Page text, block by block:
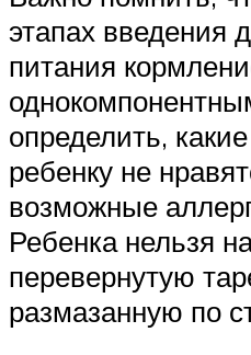
этапах введения
питания
определить,
ребенку не
возможные
Ребенка нельзя
перевернутую
размазанную по